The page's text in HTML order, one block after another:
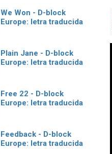
We Won - D-block
Europe: letra traducida
Plain Jane - D-block
Europe: letra traducida
Free 22 - D-block
Europe: letra traducida
Feedback - D-block
Europe: letra traducida